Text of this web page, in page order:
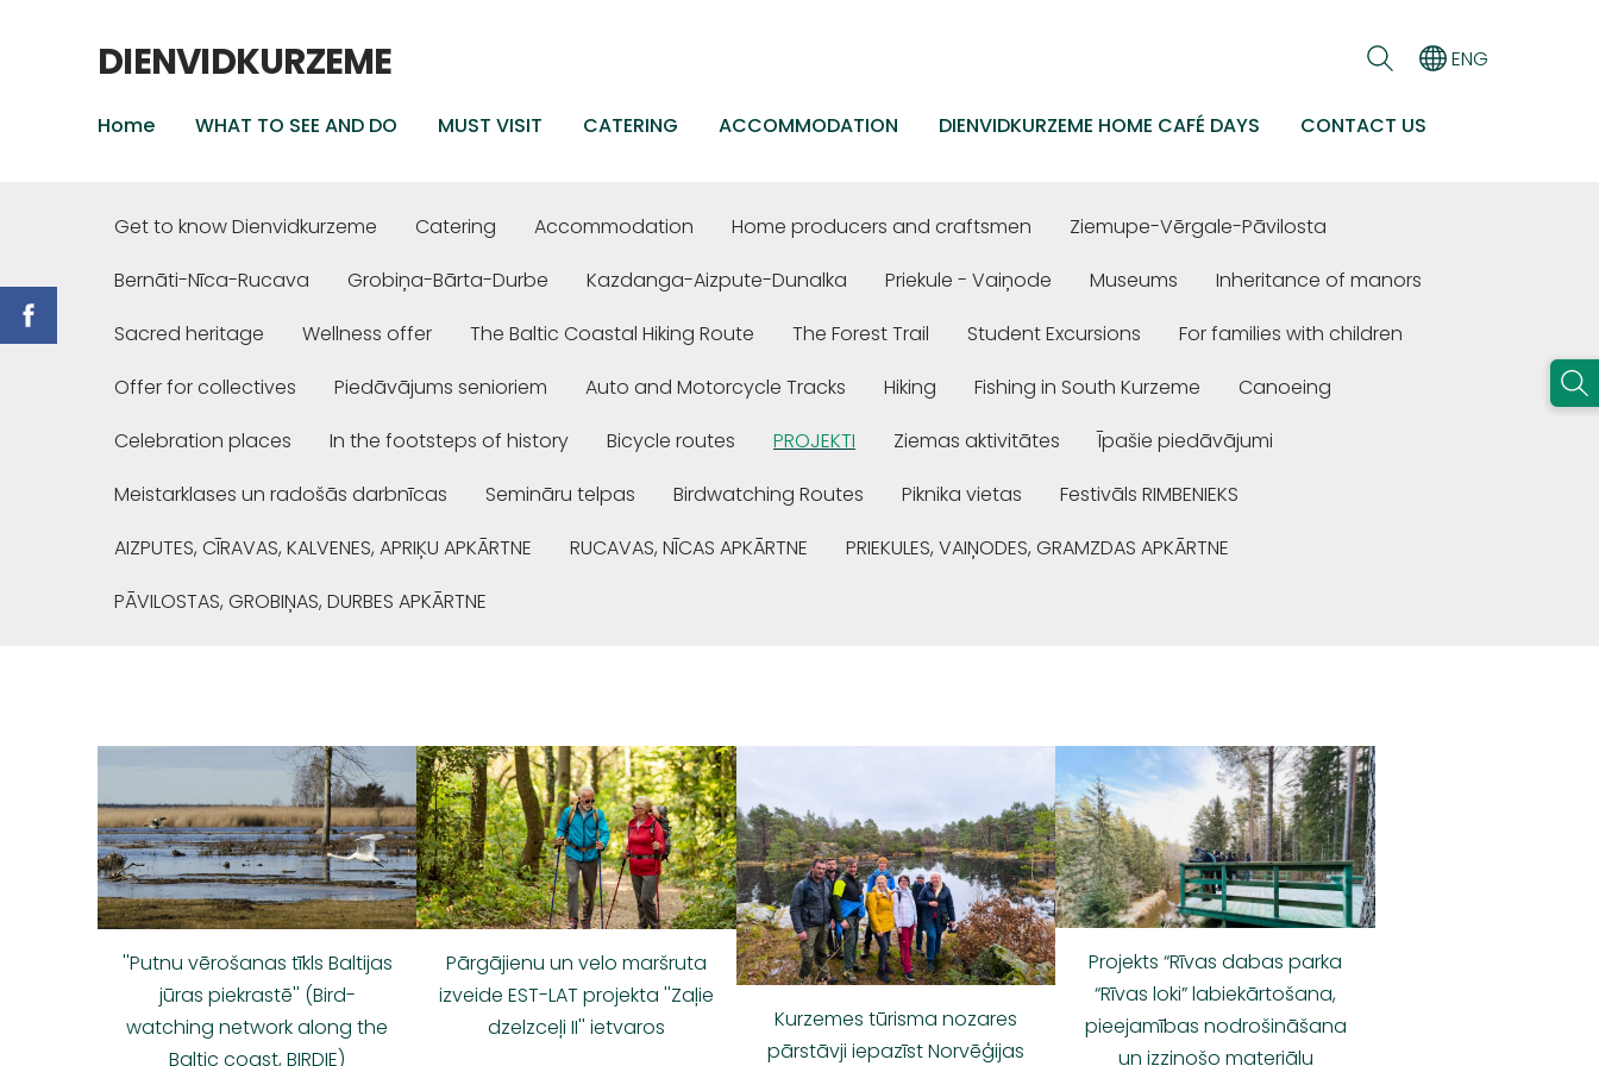
DIENVIDKURZEME
Home WHAT TO SEE AND DO MUST VISIT CATERING ACCOMMODATION DIENVIDKURZEME HOME CAFÉ DAYS CONTACT US
ENG
Get to know Dienvidkurzeme Catering Accommodation Home producers and craftsmen
Ziemupe-Vērgale-Pāvilosta
Bernāti-Nīca-Rucava
Grobiņa-Bārta-Durbe Kazdanga-Aizpute-Dunalka Priekule - Vaiņode Museums
Inheritance of manors
Sacred heritage
Wellness offer The Baltic Coastal Hiking Route The Forest Trail Student Excursions
For families with children
Offer for collectives
Piedāvājums senioriem Auto and Motorcycle Tracks Hiking Fishing in South Kurzeme
Canoeing
Celebration places
In the footsteps of history Bicycle routes PROJEKTI Ziemas aktivitātes
Īpašie piedāvājumi
Meistarklases un radošās darbnīcas
Semināru telpas Birdwatching Routes Piknika vietas
Festivāls RIMBENIEKS
AIZPUTES, CĪRAVAS, KALVENES, APRIĶU APKĀRTNE
RUCAVAS, NĪCAS APKĀRTNE
PRIEKULES, VAIŅODES, GRAMZDAS APKĀRTNE
PĀVILOSTAS, GROBIŅAS, DURBES APKĀRTNE
''Putnu vērošanas tīkls Baltijas
jūras piekrastē'' (Bird-
watching network along the
Baltic coast, BIRDIE)
Pārgājienu un velo maršruta
izveide EST-LAT projekta ''Zaļie
dzelzceļi II'' ietvaros
Kurzemes tūrisma nozares
pārstāvji iepazīst Norvēģijas
Projekts “Rīvas dabas parka
“Rīvas loki” labiekārtošana,
pieejamības nodrošināšana
un izzinošo materiālu